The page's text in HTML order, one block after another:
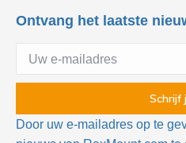
Ontvang het laatste
Door uw e-mailadres op te